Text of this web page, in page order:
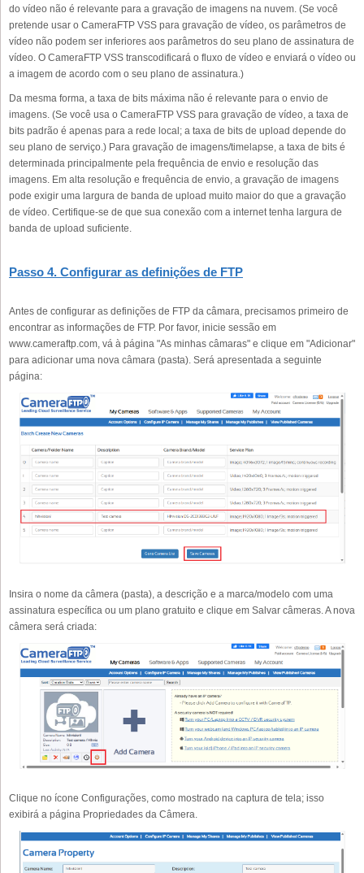
do vídeo não é relevante para a gravação de imagens na nuvem. (Se você
pretende usar o CameraFTP VSS para gravação de vídeo, os parâmetros de
vídeo não podem ser inferiores aos parâmetros do seu plano de assinatura de
vídeo. O CameraFTP VSS transcodificará o fluxo de vídeo e enviará o vídeo ou
a imagem de acordo com o seu plano de assinatura.)
Da mesma forma, a taxa de bits máxima não é relevante para o envio de
imagens. (Se você usa o CameraFTP VSS para gravação de vídeo, a taxa de
bits padrão é apenas para a rede local; a taxa de bits de upload depende do
seu plano de serviço.) Para gravação de imagens/timelapse, a taxa de bits é
determinada principalmente pela frequência de envio e resolução das
imagens. Em alta resolução e frequência de envio, a gravação de imagens
pode exigir uma largura de banda de upload muito maior do que a gravação
de vídeo. Certifique-se de que sua conexão com a internet tenha largura de
banda de upload suficiente.
Passo 4. Configurar as definições de FTP
Antes de configurar as definições de FTP da câmara, precisamos primeiro de
encontrar as informações de FTP. Por favor, inicie sessão em
www.cameraftp.com, vá à página "As minhas câmaras" e clique em "Adicionar"
para adicionar uma nova câmara (pasta). Será apresentada a seguinte
página:
Insira o nome da câmera (pasta), a descrição e a marca/modelo com uma
assinatura específica ou um plano gratuito e clique em Salvar câmeras. A nova
câmera será criada:
Clique no ícone Configurações, como mostrado na captura de tela; isso
exibirá a página Propriedades da Câmera.